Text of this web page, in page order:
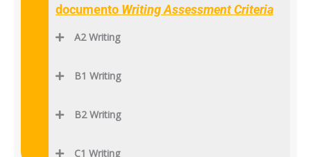
documento Writing Assessment Criteria
A2 Writing
B1 Writing
B2 Writing
C1 Writing